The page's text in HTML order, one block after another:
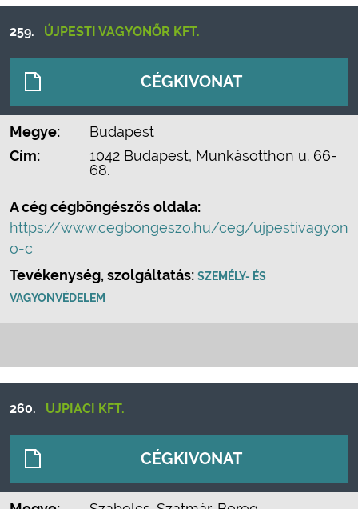
259. ÚJPESTI VAGYONŐR KFT.
CÉGKIVONAT
Megye:
Budapest
Cím:
1042 Budapest, Munkásotthon u. 66-
68.
A cég cégböngészős oldala:
https://www.cegbongeszo.hu/ceg/ujpestivagyon
o-c
Tevékenység, szolgáltatás: SZEMÉLY- ÉS
VAGYONVÉDELEM
260. UJPIACI KFT.
CÉGKIVONAT